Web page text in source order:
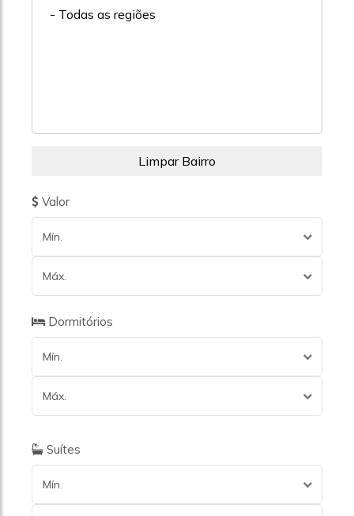
- Todas as regiões
Valor
Mín.
Máx.
Dormitórios
Mín.
Máx.
Suítes
Mín.